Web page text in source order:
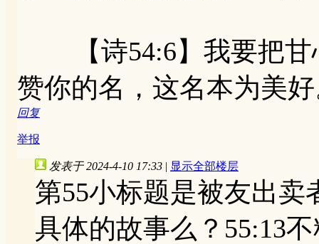
【诗54:6】我要把甘
赞你的名，这名本为美
回复
举报
发表于 2024-4-10 17:33 | 显示全部楼层
第55小标题是被友出
具体的故事么？55:13